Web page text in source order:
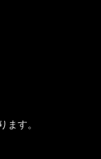
ます。